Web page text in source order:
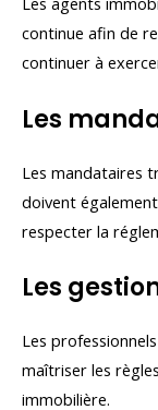
continue afin de
continuer à
Les
Les mandataires
doivent
respecter la
Les
Les
maîtriser les
immobilière.